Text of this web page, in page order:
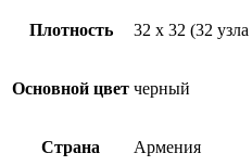
Плотность 32 х 32 (32
Основной цвет черный
Страна Армения